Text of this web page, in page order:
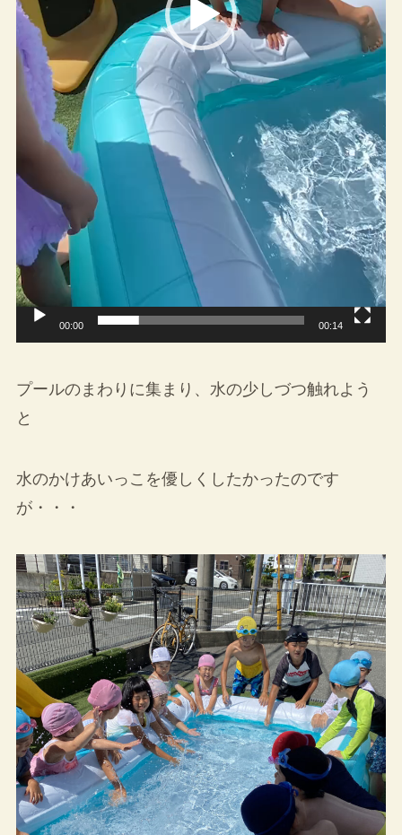
00:00 00:14
プールのまわりに集まり、水の少しづつ触れよう
と
水のかけあいっこを優しくしたかったのです
が・・・